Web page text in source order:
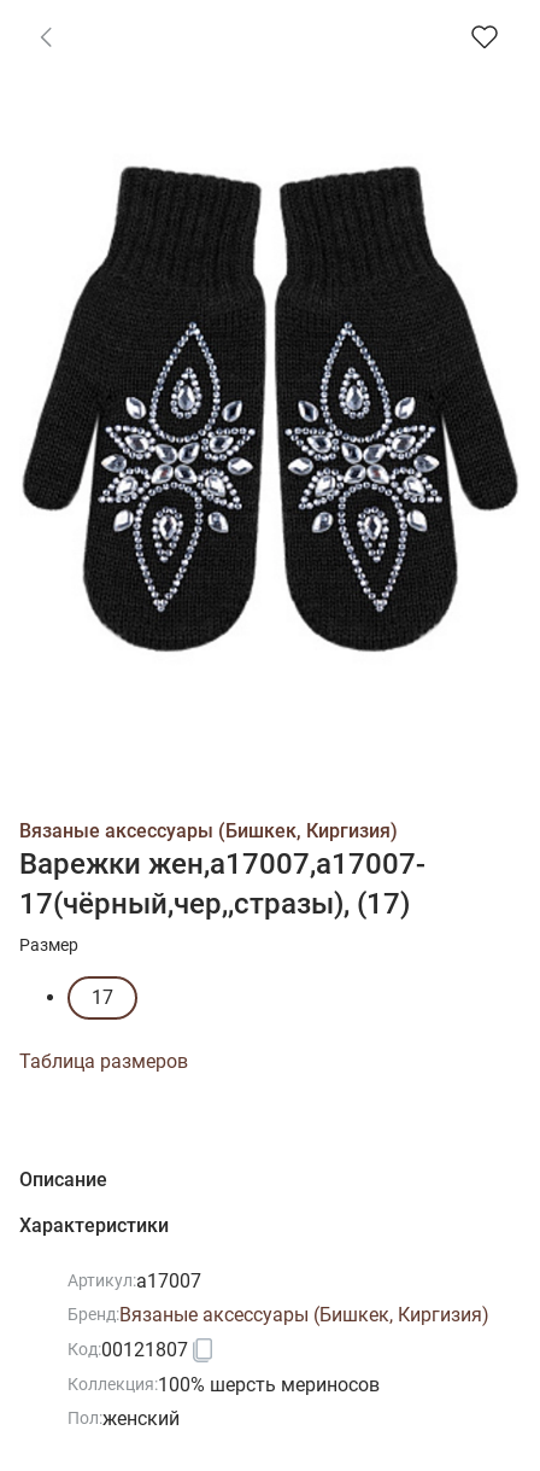
Вязаные аксессуары (Бишкек, Киргизия)
Варежки жен,а17007,а17007-
17(чёрный,чер,,стразы), (17)
Размер
17
Таблица размеров
Описание
Характеристики
Артикул:а17007
Бренд:Вязаные аксессуары (Бишкек, Киргизия)
Код:00121807
Коллекция:100% шерсть мериносов
Пол:женский